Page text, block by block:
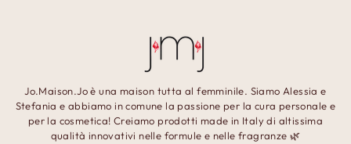
Jo.Maison.Jo è una maison tutta al femminile. Siamo Alessia e
Stefania e abbiamo in comune la passione per la cura personale e
per la cosmetica! Creiamo prodotti made in Italy di altissima
qualità innovativi nelle formule e nelle fragranze 🌿